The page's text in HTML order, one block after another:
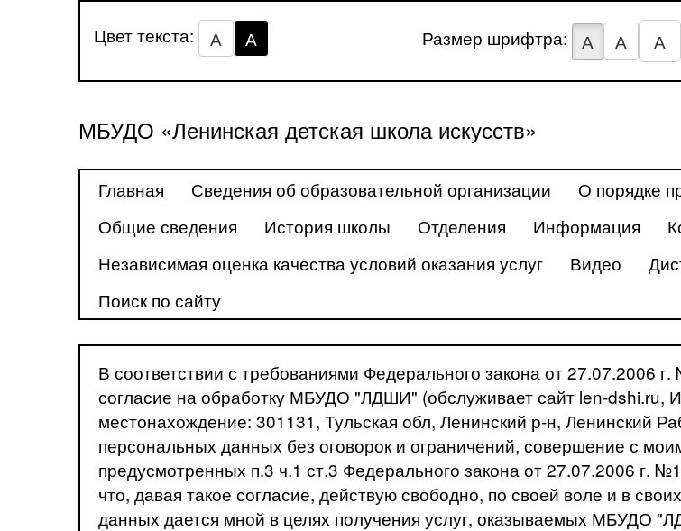
Цвет текста: А А Размер шрифтра: А А А
МБУДО «Ленинская детская школа искусств»
Главная Сведения об образовательной организации О порядке
Общие сведения
История школы Отделения Информация
Независимая оценка качества условий оказания услуг
Видео
Поиск по сайту
В соответствии с требованиями Федерального закона от
согласие на обработку МБУДО "ЛДШИ" (обслуживает сайт len-
местонахождение: 301131, Тульская обл, Ленинский р-н, Ленинский
персональных данных без оговорок и ограничений, совершение с
предусмотренных п.3 ч.1 ст.3 Федерального закона от 27.07.2006
что, давая такое согласие, действую свободно, по своей воле и в
данных дается мной в целях получения услуг, оказываемых МБУДО